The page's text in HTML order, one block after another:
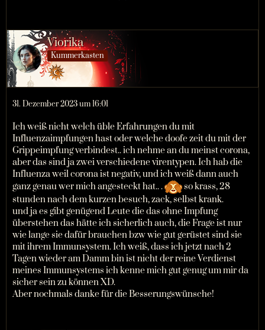
Viorika
Kummerkasten
31. Dezember 2023 um 16:01
Ich weiß nicht welch üble Erfahrungen du mit
Influenzaimpfungen hast oder welche doofe zeit du mit der
Grippeimpfung verbindest.. ich nehme an du meinst corona,
aber das sind ja zwei verschiedene virentypen. Ich hab die
Influenza weil corona ist negativ, und ich weiß dann auch
ganz genau wer mich angesteckt hat.. .
so krass, 28
stunden nach dem kurzen besuch, zack, selbst krank.
und ja es gibt genügend Leute die das ohne Impfung
überstehen das hätte ich sicherlich auch, die Frage ist nur
wie lange sie dafür brauchen bzw wie gut gerüstet sind sie
mit ihrem Immunsystem. Ich weiß, dass ich jetzt nach 2
Tagen wieder am Damm bin ist nicht der reine Verdienst
meines Immunsystems ich kenne mich gut genug um mir da
sicher sein zu können XD.
Aber nochmals danke für die Besserungswünsche!